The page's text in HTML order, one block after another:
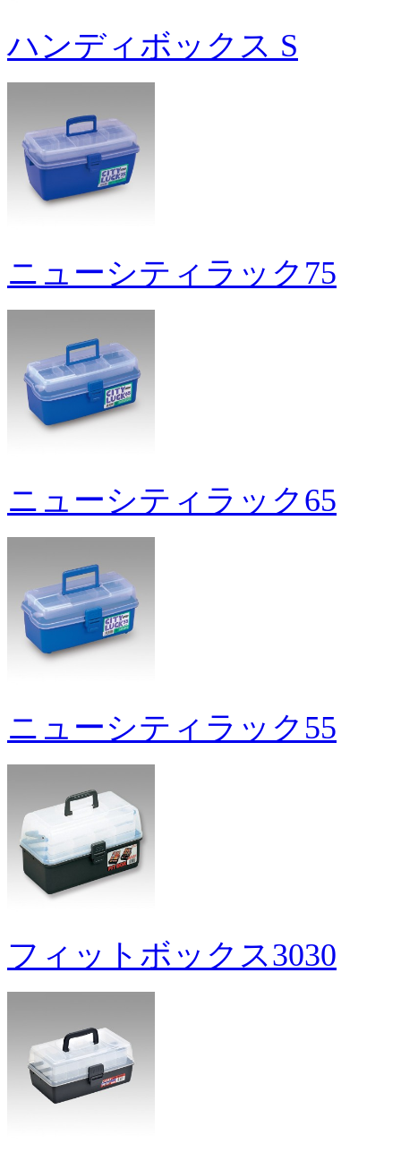
ハンディボックス S
ニューシティラック75
ニューシティラック65
ニューシティラック55
フィットボックス3030